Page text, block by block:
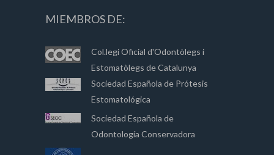
MIEMBROS DE:
Col.legi Oficial d'Odontòlegs i
Estomatòlegs de Catalunya
Sociedad Española de Prótesis
Estomatológica
Sociedad Española de
Odontología Conservadora